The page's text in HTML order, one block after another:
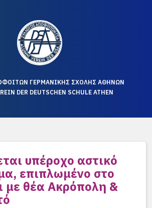
ΓΕΡΜΑΝΙΚΗΣ ΣΧΟΛΗΣ ΑΘΗΝΩΝ
DER DEUTSCHEN SCHULE ATHEN
υπέροχο αστικό
επιπλωμένο στο
με θέα Ακρόπολη &